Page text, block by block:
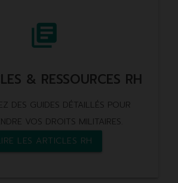
library_books
& RESSOURCES RH
DES GUIDES DÉTAILLÉS POUR
VOS DROITS MILITAIRES.
LES ARTICLES RH